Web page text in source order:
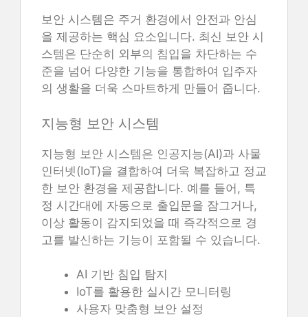
보안 시스템은 주거 환경에서 안전과 안심
을 제공하는 핵심 요소입니다. 최신 보안 시
스템은 단순히 외부의 침입을 차단하는 수
준을 넘어 다양한 기능을 통합하여 입주자
의 생활을 더욱 스마트하게 만들어 줍니다.
지능형 보안 시스템
지능형 보안 시스템은 인공지능(AI)과 사물
인터넷(IoT)을 결합하여 더욱 복잡하고 정교
한 보안 환경을 제공합니다. 예를 들어, 특
정 시간대에 자동으로 출입문을 잠그거나,
이상 활동이 감지되었을 때 즉각적으로 경
고를 발신하는 기능이 포함될 수 있습니다.
AI 기반 침입 탐지
IoT를 활용한 실시간 모니터링
사용자 맞춤형 보안 설정